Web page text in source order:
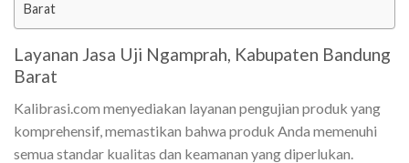
Barat
Layanan Jasa Uji Ngamprah, Kabupaten Bandung
Barat
Kalibrasi.com menyediakan layanan pengujian produk yang
komprehensif, memastikan bahwa produk Anda memenuhi
semua standar kualitas dan keamanan yang diperlukan.